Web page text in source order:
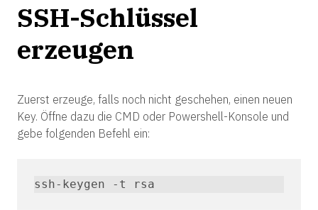
SSH-Schlüssel
erzeugen
Zuerst erzeuge, falls noch nicht geschehen, einen neuen
Key. Öffne dazu die CMD oder Powershell-Konsole und
gebe folgenden Befehl ein:
ssh-keygen -t rsa